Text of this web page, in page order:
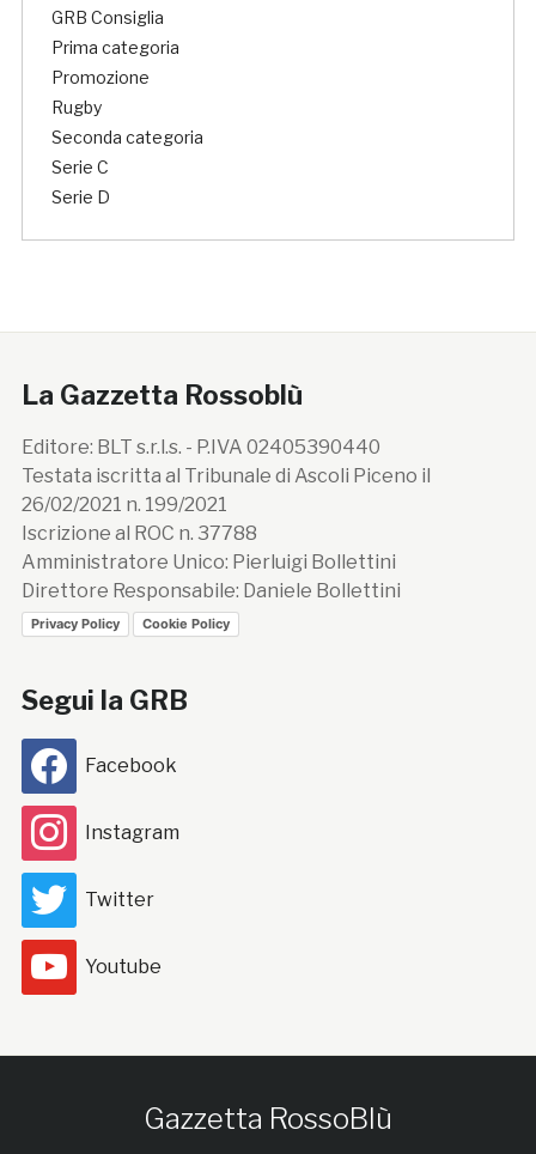
GRB Consiglia
Prima categoria
Promozione
Rugby
Seconda categoria
Serie C
Serie D
La Gazzetta Rossoblù
Editore: BLT s.r.l.s. - P.IVA 02405390440
Testata iscritta al Tribunale di Ascoli Piceno il
26/02/2021 n. 199/2021
Iscrizione al ROC n. 37788
Amministratore Unico: Pierluigi Bollettini
Direttore Responsabile: Daniele Bollettini
Privacy Policy Cookie Policy
Segui la GRB
Facebook
Instagram
Twitter
Youtube
Gazzetta RossoBlù